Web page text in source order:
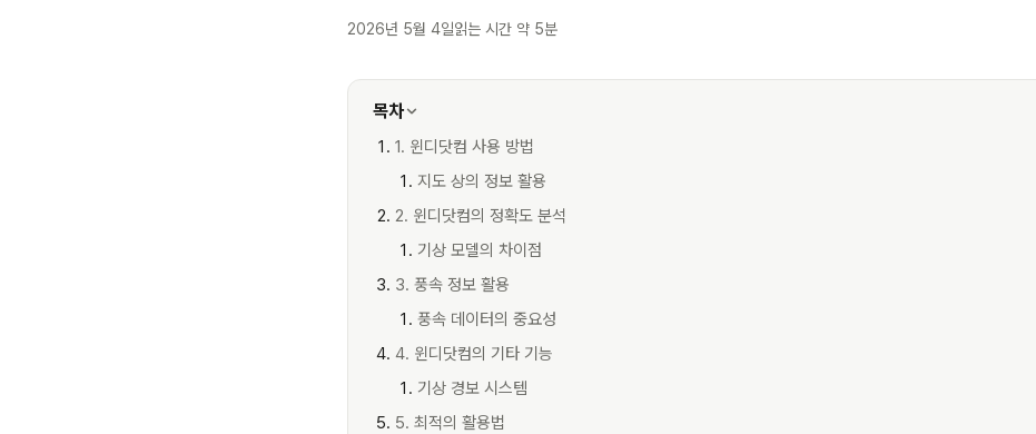
2026년 5월 4일읽는 시간 약 5분
목차
1. 윈디닷컴 사용 방법
지도 상의 정보 활용
2. 윈디닷컴의 정확도 분석
기상 모델의 차이점
3. 풍속 정보 활용
풍속 데이터의 중요성
4. 윈디닷컴의 기타 기능
기상 경보 시스템
5. 최적의 활용법